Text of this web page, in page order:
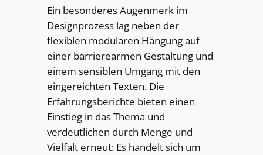
Ein besonderes Augenmerk im
Designprozess lag neben der
flexiblen modularen Hängung auf
einer barrierearmen Gestaltung und
einem sensiblen Umgang mit den
eingereichten Texten. Die
Erfahrungsberichte bieten einen
Einstieg in das Thema und
verdeutlichen durch Menge und
Vielfalt erneut: Es handelt sich um